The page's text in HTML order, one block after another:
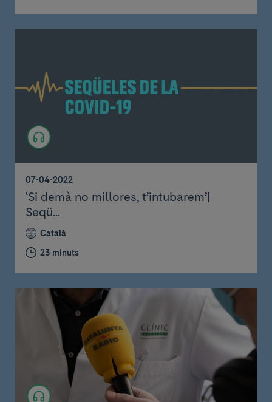
07-04-2022
‘Si demà no millores, t’intubarem’|
Seqü...
Català
23 minuts